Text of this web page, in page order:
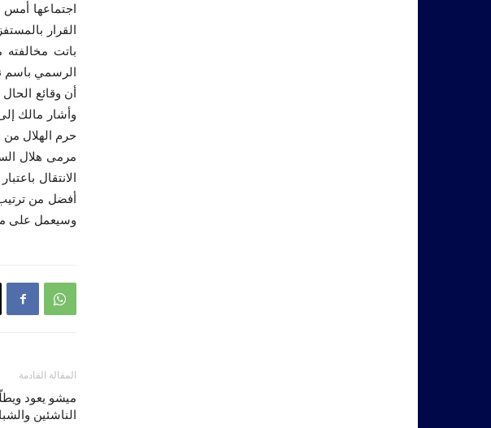
اجتماعها
القرار
باتت
الرسمي باسم
أن وقائع
وأشار مالك
حرم الهلال
الانتقال
أفضل من
وسيعمل على
المقالة القادمة
ميشو يعود
الناشئين